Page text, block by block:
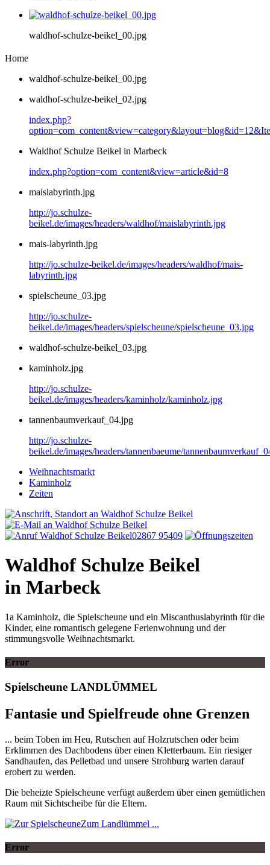
waldhof-schulze-beikel_00.jpg
Home
waldhof-schulze-beikel_00.jpg
waldhof-schulze-beikel_02.jpg
index.php?
Waldhof Schulze Beikel in Marbeck
index.php?option=com_content&view=article&id=8
maislabyrinth.jpg
http://jo.schulze-
beikel.de/images/headers/waldhof/maislabyrinth.jpg
mais-labyrinth.jpg
http://jo.schulze-beikel.de/images/headers/waldhof/mais-
labyrinth.jpg
spielscheune_03.jpg
http://jo.schulze-
beikel.de/images/headers/spielscheune/spielscheune_03.jpg
waldhof-schulze-beikel_03.jpg
kaminholz.jpg
http://jo.schulze-
beikel.de/images/headers/kaminholz/kaminholz.jpg
tannenbaumverkauf_04.jpg
http://jo.schulze-
beikel.de/images/headers/tannenbaeume/
Weihnachtsmarkt
Kaminholz
Zeiten
02867 95409
Waldhof Schulze Beikel
in Marbeck
1a Kaminholz, die Spielscheune und ein Miscanthuslabyrinth für die
Kinder, eine romantisch gelegene Ferienwohnung und der
stimmungsvolle Weihnachtsmarkt.
Error
Spielscheune LANDLÜMMEL
Fantasie und Spielfreude ohne Grenzen
... beim Toben im Heu, Rutschen auf Holzrutschen oder beim
Erklimmen des Dachbodens über einen Kletterbaum. Ein riesiger
Sandhaufen, das Pelletbad und unsere Strohburg warten darauf
erobert zu werden.
Die beheizte Spielscheune verfügt außerdem über einen gemütlichen
Raum mit Sichtscheibe für die Eltern.
Zum Landlümmel ...
Error